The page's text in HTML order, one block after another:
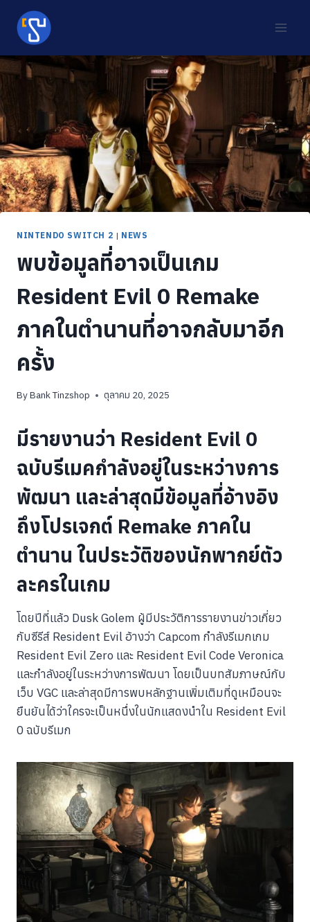
content
NINTENDO SWITCH 2 | NEWS
พบข้อมูลที่อาจเป็นเกม
Resident Evil 0 Remake
ภาคในตำนานที่อาจกลับมาอีก
ครั้ง
ByBank Tinzshop ตุลาคม 20, 2025
มีรายงานว่า Resident Evil 0
ฉบับรีเมคกำลังอยู่ในระหว่างการ
พัฒนา และล่าสุดมีข้อมูลที่อ้างอิง
ถึงโปรเจกต์ Remake ภาคใน
ตำนาน ในประวัติของนักพากย์ตัว
ละครในเกม
โดยปีที่แล้ว Dusk Golem ผู้มีประวัติการรายงานข่าวเกี่ยว
กับซีรีส์ Resident Evil อ้างว่า Capcom กำลังรีเมกเกม
Resident Evil Zero และ Resident Evil Code Veronica
และกำลังอยู่ในระหว่างการพัฒนา โดยเป็นบทสัมภาษณ์กับ
เว็บ VGC และล่าสุดมีการพบหลักฐานเพิ่มเติมที่ดูเหมือนจะ
ยืนยันได้ว่าใครจะเป็นหนึ่งในนักแสดงนำใน Resident Evil
0 ฉบับรีเมก